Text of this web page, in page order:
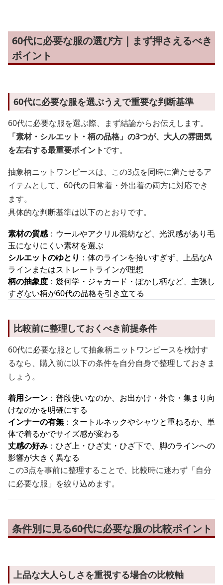
60代に必要な服の選び方｜まず押さえるべき
ポイント
60代に必要な服を選ぶうえで重要な判断基準
60代に必要な服を選ぶ際、まず結論からお伝えします。
「素材・シルエット・柄の品格」の3つが、大人の雰囲気
を左右する最重要ポイントです。
抽象柄ニットワンピースは、この3点を同時に満たせるア
イテムとして、60代の日常着・外出着の両方に対応でき
ます。
具体的な判断基準は以下のとおりです。
素材の質感：ウールやアクリル混紡など、光沢感があり毛
玉になりにくい素材を選ぶ
シルエットのゆとり ：体のラインを拾いすぎず、上品なA
ラインまたはストレートラインが理想
柄の抽象度 ：幾何学・ジャカード・ぼかし柄など、主張し
すぎない柄が60代の品格を引き立てる
比較前に整理しておくべき前提条件
60代に必要な服として抽象柄ニットワンピースを検討す
るなら、購入前に以下の条件を自分自身で整理しておきま
しょう。
着用シーン ：普段使いなのか、お出かけ・外食・集まり向
けなのかを明確にする
インナーの有無 ：タートルネックやシャツと重ねるか、単
体で着るかでサイズ感が変わる
丈感の好み ：ひざ上・ひざ丈・ひざ下で、脚のラインへの
影響が大きく異なる
この3点を事前に整理することで、比較時に迷わず「自分
に必要な服」を絞り込めます。
条件別に見る60代に必要な服の比較ポイント
上品な大人らしさを重視する場合の比較軸